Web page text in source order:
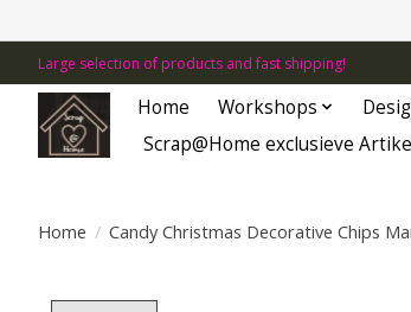
Large selection of products and fast shipping!
Home Workshops
Scrap@Home exclusieve
Home / Candy Christmas Decorative Chips